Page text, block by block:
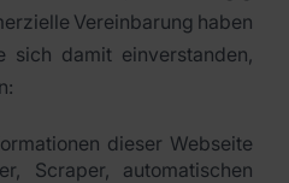
Vereinbarung haben
sich damit einverstanden,
dieser Webseite
Scraper, automatischen